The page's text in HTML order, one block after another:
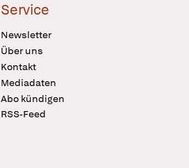
Service
Newsletter
Über uns
Kontakt
Mediadaten
Abo kündigen
RSS-Feed